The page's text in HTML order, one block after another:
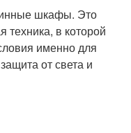
шкафы. Это
техника, в которой
именно для
от света и